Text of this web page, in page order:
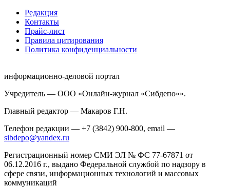
Редакция
Контакты
Прайс-лист
Правила цитирования
Политика конфиденциальности
информационно-деловой портал
Учредитель — ООО «Онлайн-журнал «Сибдепо»».
Главный редактор — Макаров Г.Н.
Телефон редакции — +7 (3842) 900-800, email —
sibdepo@yandex.ru
Регистрационный номер СМИ ЭЛ № ФС 77-67871 от
06.12.2016 г., выдано Федеральной службой по надзору в
сфере связи, информационных технологий и массовых
коммуникаций